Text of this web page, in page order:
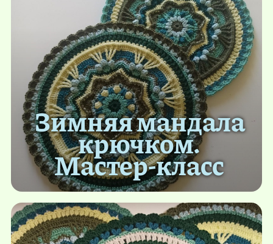
Зимняя мандала
крючком.
Мастер-класс